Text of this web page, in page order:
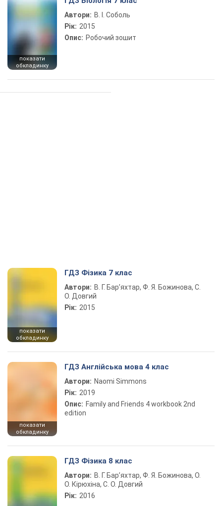
показати
обкладинку
Автори: В. І. Соболь
Рік: 2015
Опис: Робочий зошит
показати
обкладинку
ГДЗ Фізика 7 клас
Автори: В. Г. Бар’яхтар, Ф. Я. Божинова, С.
О. Довгий
Рік: 2015
показати
обкладинку
ГДЗ Англійська мова 4 клас
Автори: Naomi Simmons
Рік: 2019
Опис: Family and Friends 4 workbook 2nd
edition
ГДЗ Фізика 8 клас
Автори: В. Г. Бар’яхтар, Ф. Я. Божинова, О.
О. Кірюхіна, С. О. Довгий
Рік: 2016